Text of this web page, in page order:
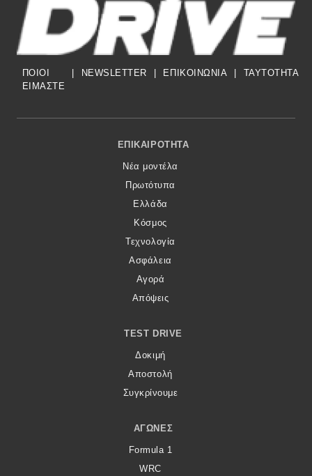
ΠΟΙΟΙ
ΕΙΜΑΣΤΕ
NEWSLETTER ΕΠΙΚΟΙΝΩΝΙΑ TAYTOTHTA
Footer Menu
ΕΠΙΚΑΙΡΌΤΗΤΑ
Νέα μοντέλα
Πρωτότυπα
Ελλάδα
Κόσμος
Τεχνολογία
Ασφάλεια
Αγορά
Απόψεις
TEST DRIVE
Δοκιμή
Αποστολή
Συγκρίνουμε
ΑΓΏΝΕΣ
Formula 1
WRC